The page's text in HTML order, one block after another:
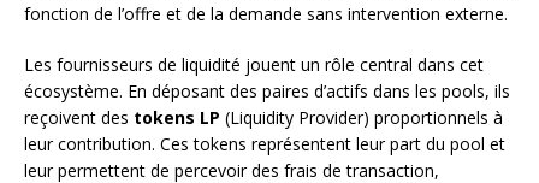
fonction de l’offre et de la demande sans intervention externe.
Les fournisseurs de liquidité jouent un rôle central dans cet
écosystème. En déposant des paires d’actifs dans les pools, ils
reçoivent des tokens LP (Liquidity Provider) proportionnels à
leur contribution. Ces tokens représentent leur part du pool et
leur permettent de percevoir des frais de transaction,